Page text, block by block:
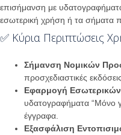
επισήμανση με υδατογραφήματα
εσωτερική χρήση ή τα σήματα
✅ Κύρια Περιπτώσεις
Σήμανση Νομικών
προσχεδιαστικές
Εφαρμογή
υδατογραφήματα “Μόνο
έγγραφα.
Εξασφάλιση